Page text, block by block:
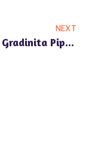
NEXT
Cresa Si Gradinita Pipera Nord: Importanta Socializarii Timpurii